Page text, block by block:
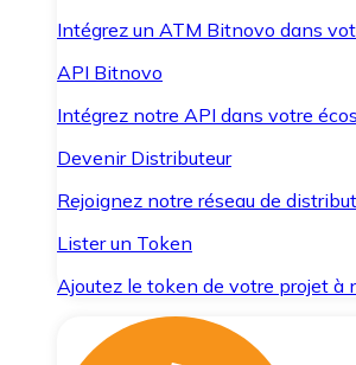
Intégrez un ATM Bitnovo dans
API Bitnovo
Intégrez notre API dans votre
Devenir Distributeur
Rejoignez notre réseau de
Lister un Token
Ajoutez le token de votre projet à